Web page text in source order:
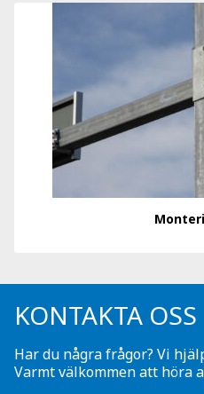
KONTAKTA OSS
Har du några frågor? Vi
Varmt välkommen att höra